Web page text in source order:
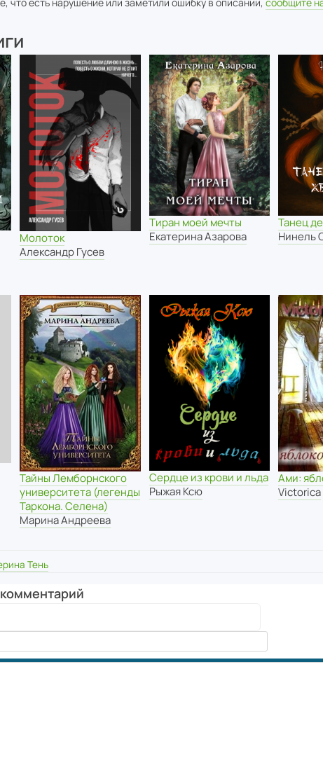
Молоток
Александр Гусев
Тиран моей мечты
Екатерина Азарова
Танец
Нинель
Тайны Лемборнского
университета (легенды
Таркона. Селена)
Марина Андреева
Сердце из крови и льда
Рыжая Ксю
Ами:
Victorica
Тень